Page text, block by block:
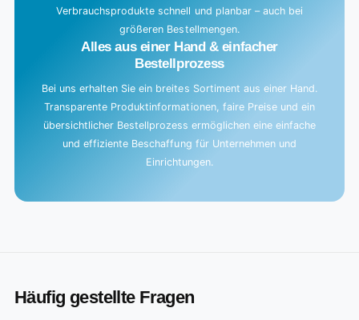
Verbrauchsprodukte schnell und planbar – auch bei
größeren Bestellmengen.
Alles aus einer Hand & einfacher
Bestellprozess
Bei uns erhalten Sie ein breites Sortiment aus einer Hand.
Transparente Produktinformationen, faire Preise und ein
übersichtlicher Bestellprozess ermöglichen eine einfache
und effiziente Beschaffung für Unternehmen und
Einrichtungen.
Häufig gestellte Fragen